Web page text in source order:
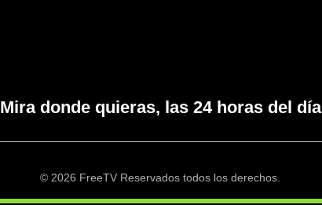
Mira donde quieras, las 24 horas del día
© 2026 FreeTV Reservados todos los derechos.